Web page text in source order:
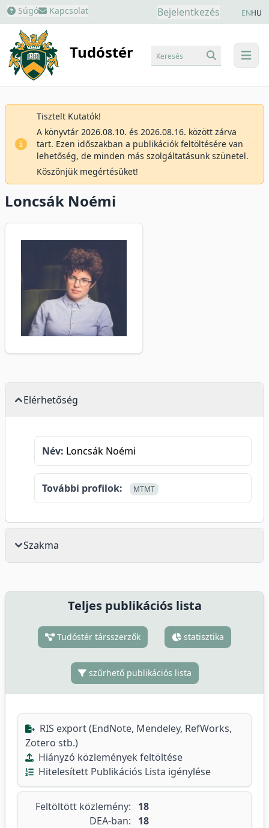
Súgó Kapcsolat Bejelentkezés ENHU
Tudóstér menu
Keresés
Tisztelt Kutatók!
A könyvtár 2026.08.10. és 2026.08.16. között zárva
tart. Ezen időszakban a publikációk feltöltésére van
lehetőség, de minden más szolgáltatásunk szünetel.
Köszönjük megértésüket!
Loncsák Noémi
Elérhetőség
Név: Loncsák Noémi
További profilok: MTMT
Szakma
Teljes publikációs lista
Tudóstér társszerzők statisztika
szűrhető publikációs lista
RIS export (EndNote, Mendeley, RefWorks,
Zotero stb.)
Hiányzó közlemények feltöltése
Hitelesített Publikációs Lista igénylése
Feltöltött közlemény:
18
DEA-ban:
18